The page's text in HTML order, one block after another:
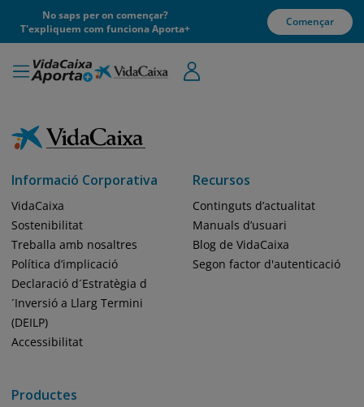
No saps per on començar?
T'expliquem com funciona Aporta+
Començar
Informació Corporativa
VidaCaixa
Sostenibilitat
Treballa amb nosaltres
Política d’implicació
Declaració d´Estratègia d
´Inversió a Llarg Termini
(DEILP)
Accessibilitat
Productes
Recursos
Continguts d’actualitat
Manuals d’usuari
Blog de VidaCaixa
Segon factor d'autenticació